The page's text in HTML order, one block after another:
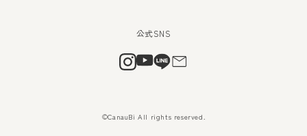
©CanauBi All rights reserved.